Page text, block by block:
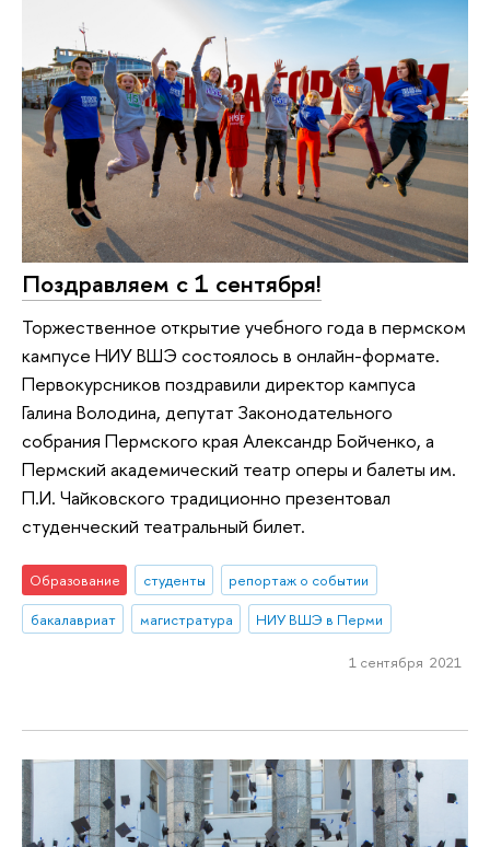
Поздравляем с 1 сентября!
Торжественное открытие учебного года в пермском
кампусе НИУ ВШЭ состоялось в онлайн-формате.
Первокурсников поздравили директор кампуса
Галина Володина, депутат Законодательного
собрания Пермского края Александр Бойченко, а
Пермский академический театр оперы и балеты им.
П.И. Чайковского традиционно презентовал
студенческий театральный билет.
Образование студенты
репортаж о событии
бакалавриат
магистратура НИУ ВШЭ в Перми
1 сентября 2021